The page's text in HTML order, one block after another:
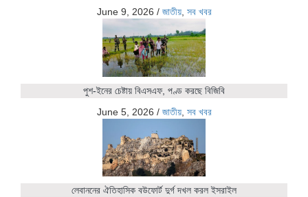
June 9, 2026 / জাতীয়, সব খবর
পুশ-ইনের চেষ্টায় বিএসএফ, পণ্ড করছে বিজিবি
June 5, 2026 / জাতীয়, সব খবর
লেবাননের ঐতিহাসিক বউফোর্ট দুর্গ দখল করল ইসরাইল